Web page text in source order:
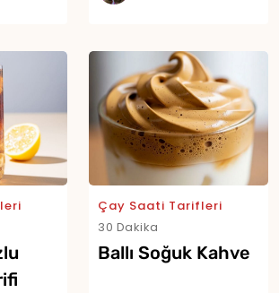
Çay Saati Tarifleri
30 Dakika
Ballı Soğuk Kahve